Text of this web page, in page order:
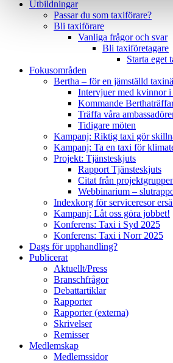
Utbildningar
Passar du som taxiförare?
Bli taxiförare
Vanliga frågor och svar
Bli taxiföretagare
Starta eget
Fokusområden
Bertha – för en jämställd
Intervjuer med kvinnor i
Kommande
Träffa våra
Tidigare möten
Kampanj: Riktig taxi gör
Kampanj: Ta en taxi för
Projekt: Tjänsteskjuts
Rapport Tjänsteskjuts
Citat från
Webbinarium –
Indexkorg för serviceresor
Kampanj: Låt oss göra jobbet!
Konferens: Taxi i Syd 2025
Konferens: Taxi i Norr 2025
Dags för upphandling?
Publicerat
Aktuellt/Press
Branschfrågor
Debattartiklar
Rapporter
Rapporter (externa)
Skrivelser
Remisser
Medlemskap
Medlemssidor